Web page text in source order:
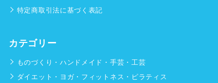
特定商取引法に基づく表記
カテゴリー
ものづくり・ハンドメイド・手芸・工芸
ダイエット・ヨガ・フィットネス・ピラティス